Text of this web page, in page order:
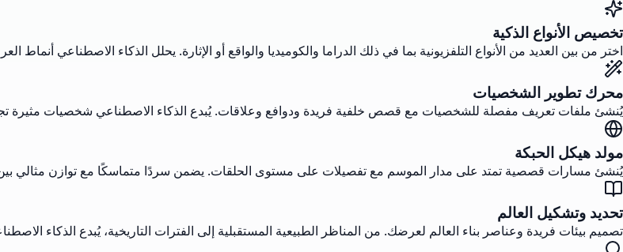
تخصيص الأنواع الذكية
اختر من بين العديد من الأنواع التلفزيونية بما في ذلك الدراما والكوميديا والواقع أو الإثارة. يحلل الذكاء الاصطناعي
محرك تطوير الشخصيات
يُنشئ ملفات تعريف مفصلة للشخصيات مع قصص خلفية فريدة ودوافع وعلاقات. يُبدع الذكاء الاصطناعي شخصيات مثيرة تجذب
مولد هيكل الحبكة
يُنشئ مسارات قصصية تمتد على مدار الموسم مع تفصيلات على مستوى الحلقات. يضمن سردًا متماسكًا مع توازن مثالي بين
تحديد وتشكيل العالم
تصميم بيئات فريدة وعناصر بناء العالم لعرضك. من المناظر الطبيعية المستقبلية إلى الفترات التاريخية، يُبدع الذكاء